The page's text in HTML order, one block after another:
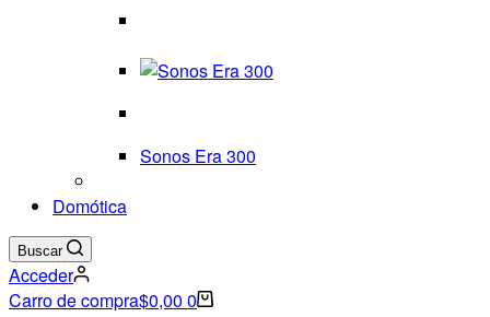
Sonos Era 300
Domótica
Buscar
Acceder
Carro de compra$0,00 0